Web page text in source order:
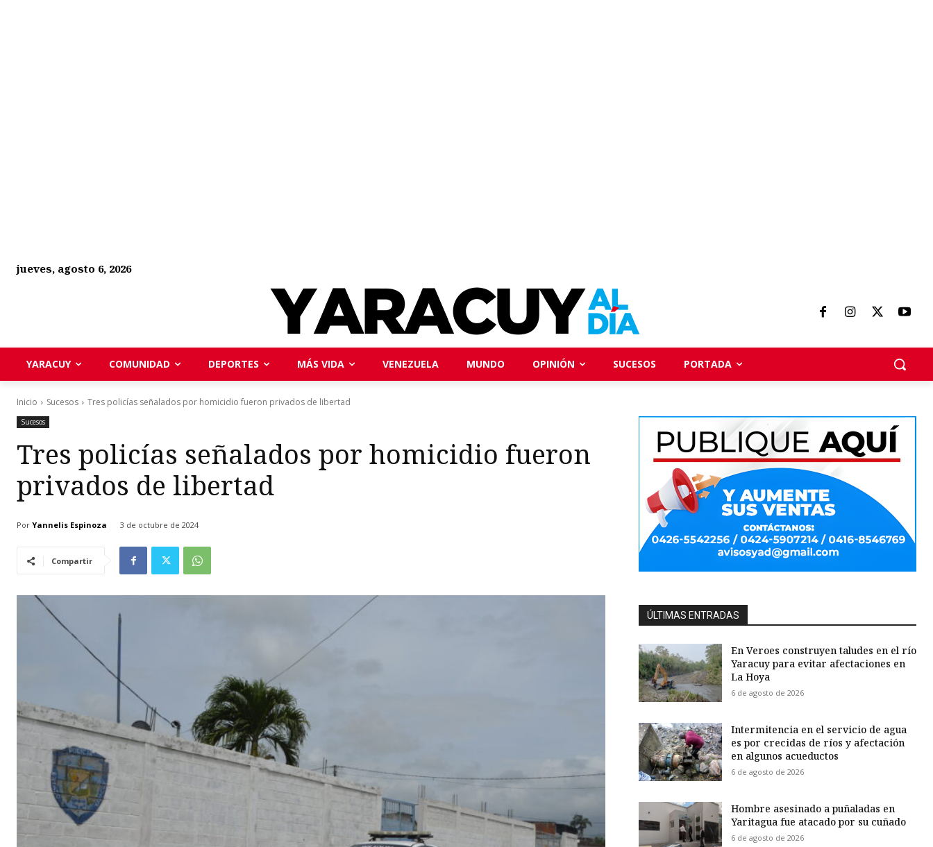
jueves, agosto 6, 2026
YARACUY COMUNIDAD DEPORTES MÁS VIDA VENEZUELA MUNDO OPINIÓN SUCESOS PORTADA
Inicio Sucesos Tres policías señalados por homicidio fueron privados de libertad
Sucesos
Tres policías señalados por homicidio fueron
privados de libertad
Por Yannelis Espinoza 3 de octubre de 2024
Compartir
ÚLTIMAS ENTRADAS
En Veroes construyen taludes en el río
Yaracuy para evitar afectaciones en
La Hoya
6 de agosto de 2026
Intermitencia en el servicio de agua
es por crecidas de ríos y afectación
en algunos acueductos
6 de agosto de 2026
Hombre asesinado a puñaladas en
Yaritagua fue atacado por su cuñado
6 de agosto de 2026